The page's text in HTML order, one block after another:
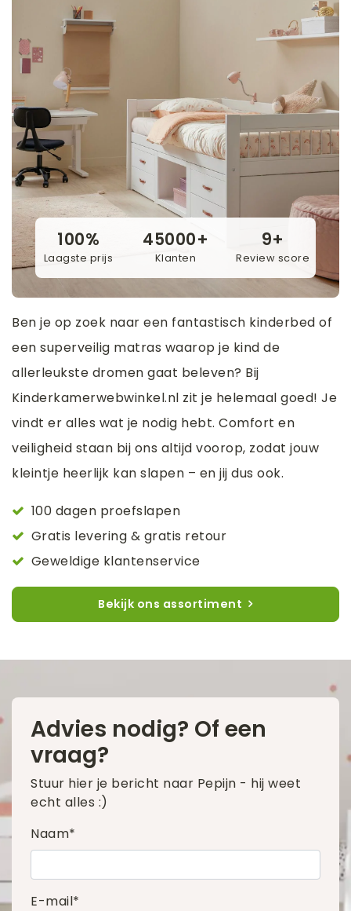
100%
Laagste prijs
45000+
Klanten
9+
Review score
Ben je op zoek naar een fantastisch kinderbed of
een superveilig matras waarop je kind de
allerleukste dromen gaat beleven? Bij
Kinderkamerwebwinkel.nl zit je helemaal goed! Je
vindt er alles wat je nodig hebt. Comfort en
veiligheid staan bij ons altijd voorop, zodat jouw
kleintje heerlijk kan slapen – en jij dus ook.
100 dagen proefslapen
Gratis levering & gratis retour
Geweldige klantenservice
Bekijk ons assortiment
Advies nodig? Of een
vraag?
Stuur hier je bericht naar Pepijn - hij weet
echt alles :)
Naam*
E-mail*